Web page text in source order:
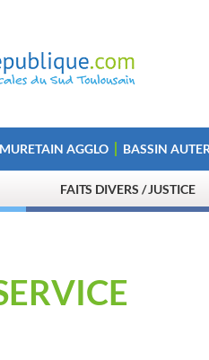
MURETAIN AGGLO BASSIN
FAITS DIVERS / JUSTICE